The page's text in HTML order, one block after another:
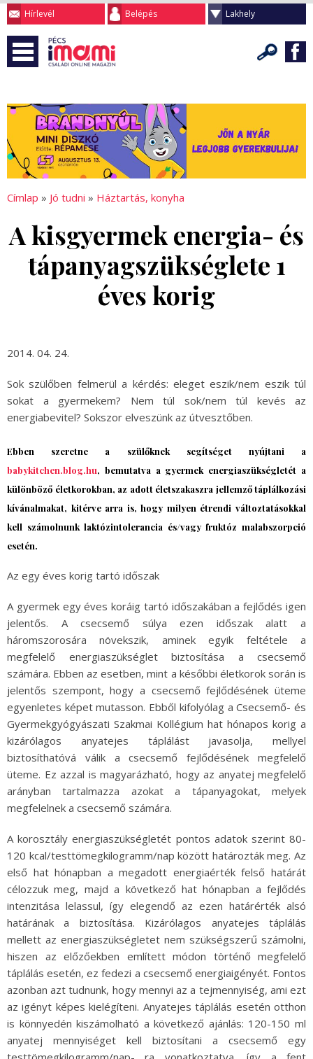
Hírlevél Belépés Lakhely
Címlap » Jó tudni » Háztartás, konyha
A kisgyermek energia- és
tápanyagszükséglete 1
éves korig
2014. 04. 24.
Sok szülőben felmerül a kérdés: eleget eszik/nem eszik túl
sokat a gyermekem? Nem túl sok/nem túl kevés az
energiabevitel? Sokszor elveszünk az útvesztőben.
Ebben szeretne a szülőknek segítséget nyújtani a
babykitchen.blog.hu, bemutatva a gyermek energiaszükségletét a
különböző életkorokban, az adott életszakaszra jellemző táplálkozási
kívánalmakat, kitérve arra is, hogy milyen étrendi változtatásokkal
kell számolnunk laktózintolerancia és/vagy fruktóz malabszorpció
esetén.
Az egy éves korig tartó időszak
A gyermek egy éves koráig tartó időszakában a fejlődés igen
jelentős. A csecsemő súlya ezen időszak alatt a
háromszorosára növekszik, aminek egyik feltétele a
megfelelő energiaszükséglet biztosítása a csecsemő
számára. Ebben az esetben, mint a későbbi életkorok során is
jelentős szempont, hogy a csecsemő fejlődésének üteme
egyenletes képet mutasson. Ebből kifolyólag a Csecsemő- és
Gyermekgyógyászati Szakmai Kollégium hat hónapos korig a
kizárólagos anyatejes táplálást javasolja, mellyel
biztosíthatóvá válik a csecsemő fejlődésének megfelelő
üteme. Ez azzal is magyarázható, hogy az anyatej megfelelő
arányban tartalmazza azokat a tápanyagokat, melyek
megfelelnek a csecsemő számára.
A korosztály energiaszükségletét pontos adatok szerint 80-
120 kcal/testtömegkilogramm/nap között határozták meg. Az
első hat hónapban a megadott energiaérték felső határát
célozzuk meg, majd a következő hat hónapban a fejlődés
intenzitása lelassul, így elegendő az ezen határérték alsó
határának a biztosítása. Kizárólagos anyatejes táplálás
mellett az energiaszükségletet nem szükségszerű számolni,
hiszen az előzőekben említett módon történő megfelelő
táplálás esetén, ez fedezi a csecsemő energiaigényét. Fontos
azonban azt tudnunk, hogy mennyi az a tejmennyiség, ami ezt
az igényt képes kielégíteni. Anyatejes táplálás esetén otthon
is könnyedén kiszámolható a következő ajánlás: 120-150 ml
anyatej mennyiséget kell biztosítani a csecsemő egy